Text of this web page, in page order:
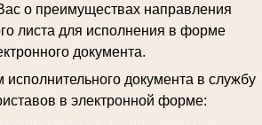
о преимуществах направления
листа для исполнения в форме
документа.
документа в службу
в электронной форме: